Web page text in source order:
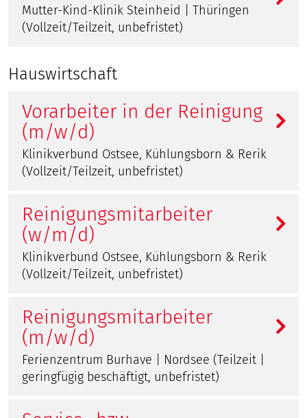
Mutter-Kind-Klinik Steinheid | Thüringen
(Vollzeit/Teilzeit, unbefristet)
Hauswirtschaft
Vorarbeiter in der Reinigung
(m/w/d)
Klinikverbund Ostsee, Kühlungsborn & Rerik
(Vollzeit/Teilzeit, unbefristet)
Reinigungsmitarbeiter
(w/m/d)
Klinikverbund Ostsee, Kühlungsborn & Rerik
(Vollzeit/Teilzeit, unbefristet)
Reinigungsmitarbeiter
(m/w/d)
Ferienzentrum Burhave | Nordsee (Teilzeit |
geringfügig beschäftigt, unbefristet)